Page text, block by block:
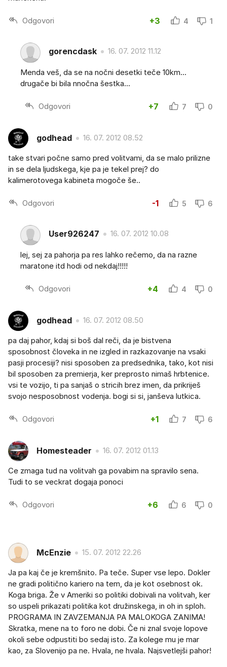
Odgovori +3 4 1
gorencdask 16. 07. 2012 11.12
Menda veš, da se na nočni desetki teče 10km...
drugače bi bila nnočna šestka...
Odgovori +7 7 0
godhead 16. 07. 2012 08.52
take stvari počne samo pred volitvami, da se malo prilizne
in se dela ljudskega, kje pa je tekel prej? do
kalimerotovega kabineta mogoče še..
Odgovori -1 5 6
User926247 16. 07. 2012 10.08
lej, sej za pahorja pa res lahko rečemo, da na razne
maratone itd hodi od nekdaj!!!!!
Odgovori +4 4 0
godhead 16. 07. 2012 08.50
pa daj pahor, kdaj si boš dal reči, da je bistvena
sposobnost človeka in ne izgled in razkazovanje na vsaki
pasji procesiji? nisi sposoben za predsednika, tako, kot nisi
bil sposoben za premierja, ker preprosto nimaš hrbtenice.
vsi te vozijo, ti pa sanjaš o stricih brez imen, da prikriješ
svojo nesposobnost vodenja. bogi si si, janševa lutkica.
Odgovori +1 7 6
Homesteader 16. 07. 2012 01.13
Ce zmaga tud na volitvah ga povabim na spravilo sena.
Tudi to se veckrat dogaja ponoci
Odgovori +6 6 0
McEnzie 15. 07. 2012 22.26
Ja pa kaj če je kremšnito. Pa teče. Super vse lepo. Dokler
ne gradi politično kariero na tem, da je kot osebnost ok.
Koga briga. Že v Ameriki so politiki dobivali na volitvah, ker
so uspeli prikazati politika kot družinskega, in oh in sploh.
PROGRAMA IN ZAVZEMANJA PA MALOKOGA ZANIMA!
Skratka, mene na to foro ne dobi. Če ni znal svoje lopove
okoli sebe odpustiti bo sedaj isto. Za kolege mu je mar
kao, za Slovenijo pa ne. Hvala, ne hvala. Najsvetlejši pahor!